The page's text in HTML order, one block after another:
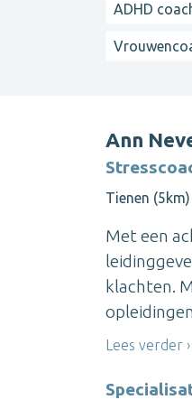
ADHD
Ann
Tienen (5km)
Met een
klachten.
Lees verder